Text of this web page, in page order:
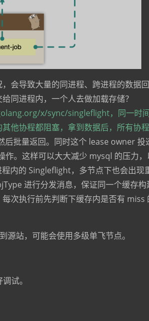
，会导致大量的同进程、跨进程的数据
同进程内，一个人去做加载存储？
x/sync/singleflight，同一时
他协程都阻塞，拿到数据后，所有协
后批量返回。同时这个 lease owner 投
。这样可以大大减少 mysql 的压力
内的 Singleflight，多节点下也会出现
进行分发消息，保证同一个缓存构
次执行前先判断下缓存内是否有 miss
源站，可能会使用多级单飞节点。
试。